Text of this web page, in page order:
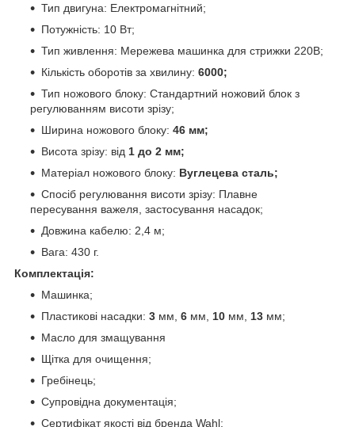
Тип двигуна: Електромагнітний;
Потужність: 10 Вт;
Тип живлення: Мережева машинка для стрижки 220В;
Кількість оборотів за хвилину: 6000;
Тип ножового блоку: Стандартний ножовий блок з
регулюванням висоти зрізу;
Ширина ножового блоку: 46 мм;
Висота зрізу: від 1 до 2 мм;
Матеріал ножового блоку: Вуглецева сталь;
Спосіб регулювання висоти зрізу: Плавне
пересування важеля, застосування насадок;
Довжина кабелю: 2,4 м;
Вага: 430 г.
Комплектація:
Машинка;
Пластикові насадки: 3 мм, 6 мм, 10 мм, 13 мм;
Масло для змащування
Щітка для очищення;
Гребінець;
Супровідна документація;
Сертифікат якості від бренда Wahl;